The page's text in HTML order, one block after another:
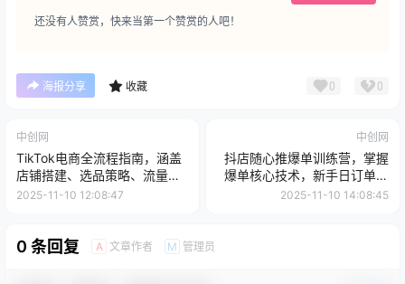
还没有人赞赏，快来当第一个赞赏的人吧！
海报分享 收藏 0 0
中创网
TikTok电商全流程指南，涵盖
店铺搭建、选品策略、流量获
取，单店月入过万
2025-11-10 12:08:47
中创网
抖店随心推爆单训练营，掌握
爆单核心技术，新手日订单破
百单！
2025-11-10 14:08:45
0 条回复 A 文章作者 M 管理员